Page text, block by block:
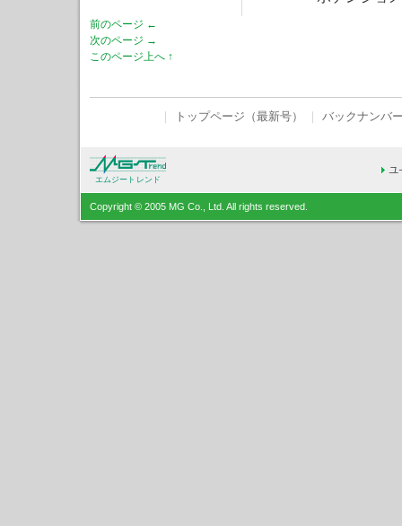
前のページ ←
次のページ →
このページ上へ ↑
トップページ（最新号） バックナンバ
エムジートレンド
Copyright © 2005 MG Co., Ltd. All rights reserved.